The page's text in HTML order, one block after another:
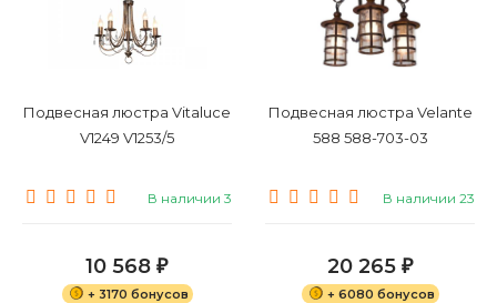
Подвесная люстра Vitaluce
V1249 V1253/5
В наличии 3
10 568 ₽
+ 3170 бонусов
Подвесная люстра Velante
588 588-703-03
В наличии 23
20 265 ₽
+ 6080 бонусов